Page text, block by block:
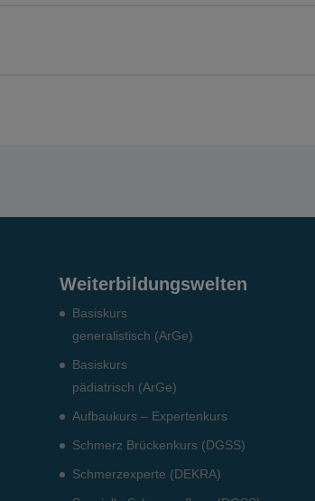
Weiterbildungswelten
Basiskurs
generalistisch (ArGe)
Basiskurs
pädiatrisch (ArGe)
Aufbaukurs – Expertenkurs
Schmerz Brückenkurs (DGSS)
Schmerzexperte (DEKRA)